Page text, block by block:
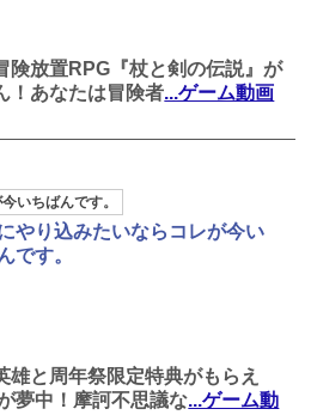
険放置RPG『杖と剣の伝説』が
！あなたは冒険者...ゲーム動画
いちばんです。
やり込みたいならコレが今い
です。
雄と周年祭限定特典がもらえ
夢中！摩訶不思議な...ゲーム動